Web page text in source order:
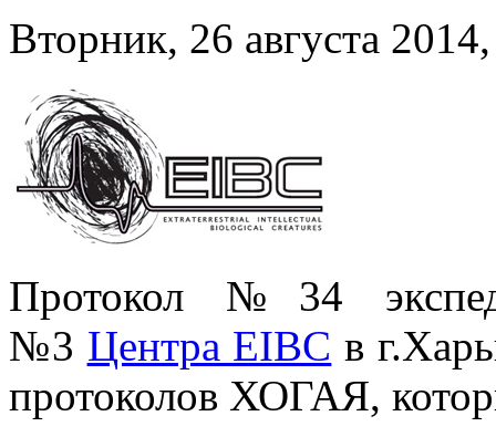
Вторник, 26 августа
Протокол №34
№3 Центра EIBC в
протоколов ХОГАЯ,